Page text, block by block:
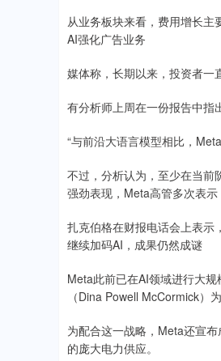
从业务板块来看，费用增长主
AI强化广告业务
媒体称，长期以来，投资者一
有分析师上周在一份报告中指
“与前沿大语言模型相比，
不过，分析认为，至少在当前
强劲表现，Meta高管多次表示
扎克伯格在财报电话会上表示
继续加码AI，成果仍然成谜
Meta此前已在AI领域进行大
（Dina Powell McCormick）
为配合这一战略，Meta还宣
的庞大电力供应。